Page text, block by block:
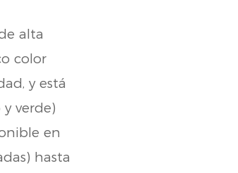
alta
color
y está
verde)
en
hasta